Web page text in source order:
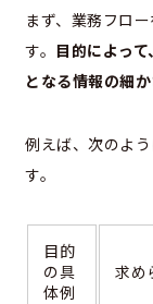
まず、業務フロ
す。 目的によっ
となる情報の細
例えば、次のよ
す。
目的
の具
体例
求め